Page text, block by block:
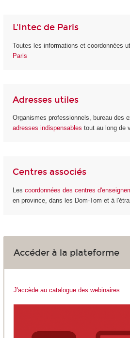
L'Intec de Paris
Toutes les informations et coordonnées
Paris
Adresses utiles
Organismes professionnels, bureau des
adresses indispensables tout au long de
Centres associés
Les coordonnées des centres
en province, dans les Dom-Tom et à
Accéder à la plateforme
J'accède au catalogue des webinaires